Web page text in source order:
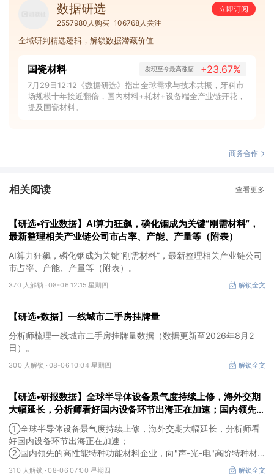
数据研选
立即订阅
2557980人购买 106768人关注
全域研判精选逻辑，解锁数据潜藏价值
国瓷材料 发现至今最高涨幅 +23.67%
7月29日12:12《数据研选》指出全球需求与技术共振，牙科市
场规模十年接近翻倍，国内材料+耗材+设备端全产业链开花，
提及国瓷材料。
商务合作
相关阅读 查看更多
【研选•行业数据】AI算力狂飙，磷化铟成为关键“刚需材料”，
最新整理相关产业链公司市占率、产能、产量等（附表）
AI算力狂飙，磷化铟成为关键“刚需材料”，最新整理相关产业链公司
市占率、产能、产量等（附表）。
370 人解锁 ·08-06 12:15 星期四 解锁全文
【研选•数据】一线城市二手房挂牌量
分析师梳理一线城市二手房挂牌量数据（数据更新至2026年8月2
日）。
300 人解锁 ·08-06 10:04 星期四 解锁全文
【研选•研报数据】全球半导体设备景气度持续上修，海外交期
大幅延长，分析师看好国内设备环节出海正在加速；国内领先的
高性能特种功能材料企业，向"声-光-电"高阶特种材料平台跨
越，打开成长空间
①全球半导体设备景气度持续上修，海外交期大幅延长，分析师看
好国内设备环节出海正在加速；
②国内领先的高性能特种功能材料企业，向"声-光-电"高阶特种材
料平台跨越，打开成长空间。
310 人解锁 ·08-06 07:00 星期四 解锁全文